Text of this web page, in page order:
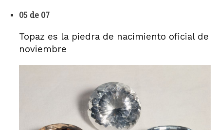
05 de 07
Topaz es la piedra de nacimiento oficial de
noviembre